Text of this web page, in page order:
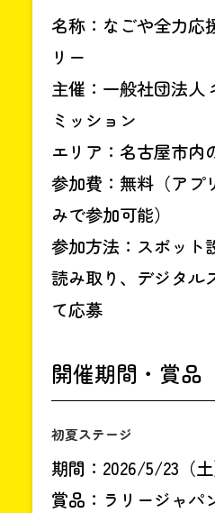
名称：なごや全力応
リー
主催：一般社団法人
ミッション
エリア：名古屋市内
参加費：無料（アプ
みで参加可能）
参加方法：スポット
読み取り、デジタル
て応募
開催期間・賞品
初夏ステージ
期間：2026/5/23（
賞品：ラリージャパ